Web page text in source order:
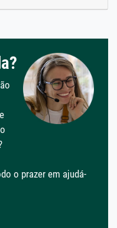
o prazer em ajudá-